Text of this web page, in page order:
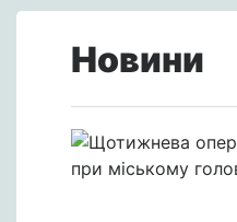
Новини